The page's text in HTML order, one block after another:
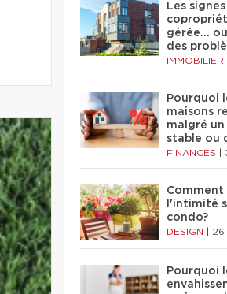
Les
gérée…
des
IMMOBILIER
Pourquoi
maisons
malgré
stable ou
FINANCES
Comment
l'intimité
condo?
DESIGN 26
Pourquoi